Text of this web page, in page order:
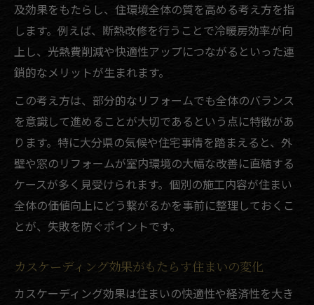
及効果をもたらし、住環境全体の質を高める考え方を指
します。例えば、断熱改修を行うことで冷暖房効率が向
上し、光熱費削減や快適性アップにつながるといった連
鎖的なメリットが生まれます。
この考え方は、部分的なリフォームでも全体のバランス
を意識して進めることが大切であるという点に特徴があ
ります。特に大分県の気候や住宅事情を踏まえると、外
壁や窓のリフォームが室内環境の大幅な改善に直結する
ケースが多く見受けられます。個別の施工内容が住まい
全体の価値向上にどう繋がるかを事前に整理しておくこ
とが、失敗を防ぐポイントです。
カスケーディング効果がもたらす住まいの変化
カスケーディング効果は住まいの快適性や経済性を大き